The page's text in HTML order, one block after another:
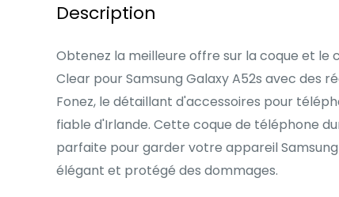
Description
Obtenez la meilleure offre sur la coque et le
Clear pour Samsung Galaxy A52s avec des
Fonez, le détaillant d'accessoires pour
fiable d'Irlande. Cette coque de téléphone
parfaite pour garder votre appareil Samsung
élégant et protégé des dommages.